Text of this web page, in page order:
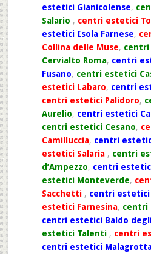
estetici Gianicolense,
Salario , centri estetici
estetici Isola Farnese,
Collina delle Muse, centri
Cervialto Roma, centri
Fusano, centri estetici
estetici Labaro, centri
centri estetici Palidoro,
Aurelio, centri estetici
centri estetici Cesano,
Camilluccia, centri
estetici Salaria , centri
d’Ampezzo, centri
estetici Monteverde,
Sacchetti , centri estetici
estetici Farnesina, centri
centri estetici Baldo
estetici Talenti , centri
centri estetici